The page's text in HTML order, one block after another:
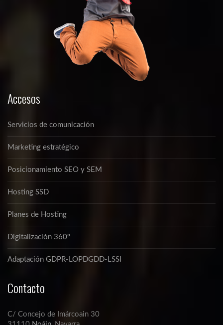
Accesos
Servicios de comunicación
Marketing estratégico
Posicionamiento SEO y SEM
Hosting SSD
Planes de Hosting
Digitalización 360º
Adaptación GDPR-LOPDGDD-LSSI
Contacto
C/ Concejo de Imárcoain 30